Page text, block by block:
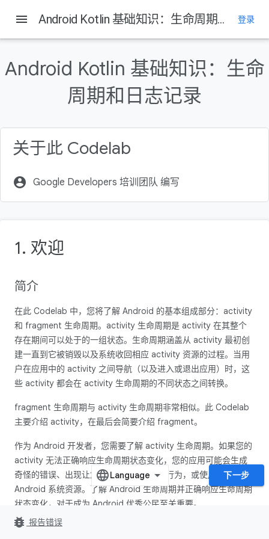
Android Developers
您应当已掌握的内容
menu Android Kotlin 基础知识：生命周期和日志记录 登录
Android Kotlin 基础知识：生命
周期和日志记录
关于此 Codelab
account_circle Google Developers 培训团队 编写
1. 欢迎
简介
在此 Codelab 中，您将了解 Android 的基本组成部分：activity
和 fragment 生命周期。activity 生命周期是 activity 在其整个
存在期间可以处于的一组状态。生命周期涵盖从 activity 最初创
建一直到它被销毁以及系统收回相应 activity 资源的过程。当用
户在应用中的 activity 之间导航（以及进入或退出应用）时，这
些 activity 都会在 activity 生命周期的不同状态之间转换。
fragment 生命周期与 activity 生命周期非常相似。此 Codelab
主要介绍 activity，在最后会简要介绍 fragment。
作为 Android 开发者，您需要了解 activity 生命周期。如果您的
activity 无法正确响应生命周期状态变化，您的应用可能会生成
奇怪的错误、出现让您的用户感到困惑的行为，或使用过多的
Android 系统资源。了解 Android 生命周期并正确响应生命周期
状态变化，对于成为 Android 优秀公民至关重要。
您应当已掌握的内容
下一步
bug_report 报告错误